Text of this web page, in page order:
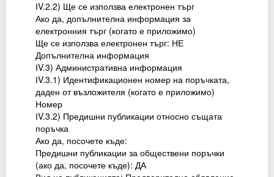
ІV.2.2) Ще се използва електронен търг
Ако да, допълнителна информация за
електронния търг (когато е приложимо)
Ще се използва електронен търг: НЕ
Допълнителна информация
ІV.3) Административна информация
ІV.3.1) Идентификационен номер на поръчката,
даден от възложителя (когато е приложимо)
Номер
ІV.3.2) Предишни публикации относно същата
поръчка
Ако да, посочете къде:
Предишни публикации за обществени поръчки
(ако да, посочете къде): ДА